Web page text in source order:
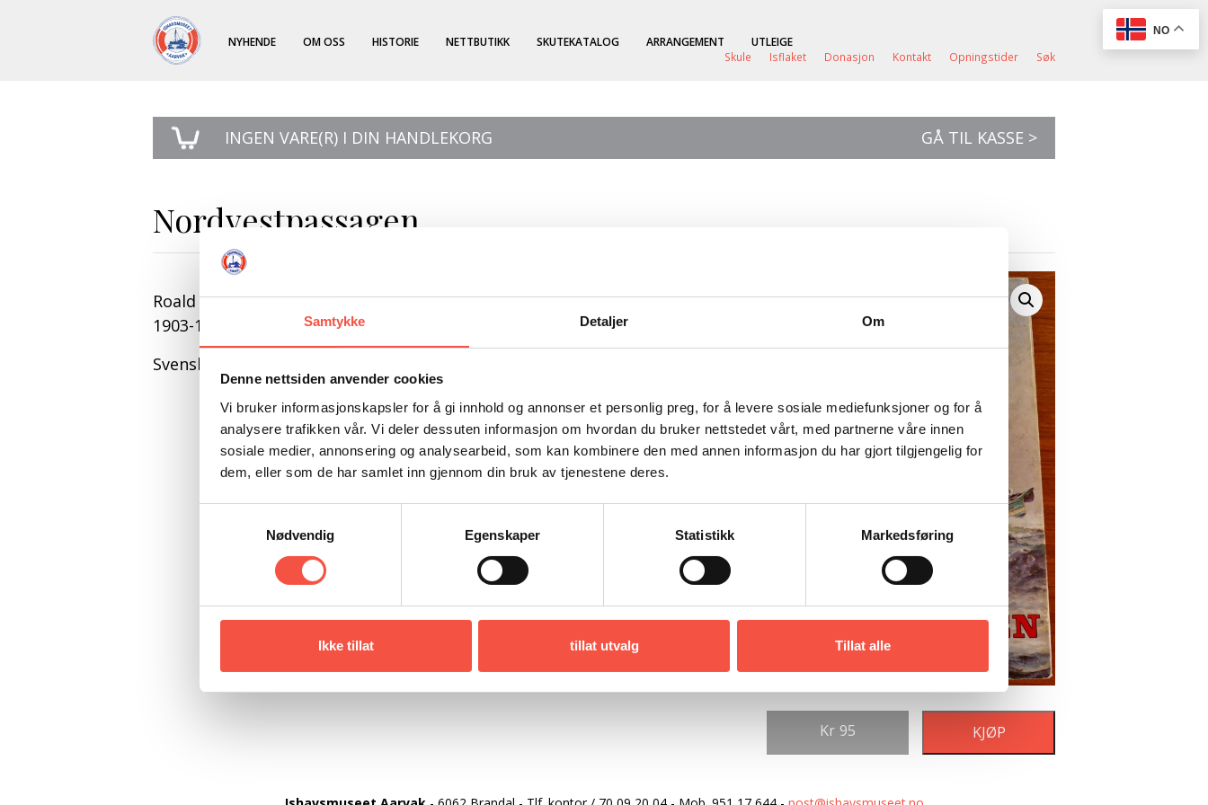
Samtykke Detaljer Om
Denne nettsiden anvender cookies
Vi bruker informasjonskapsler for å gi innhold og annonser et personlig preg, for å levere sosiale mediefunksjoner og for å
analysere trafikken vår. Vi deler dessuten informasjon om hvordan du bruker nettstedet vårt, med partnerne våre innen
sosiale medier, annonsering og analysearbeid, som kan kombinere den med annen informasjon du har gjort tilgjengelig for
dem, eller som de har samlet inn gjennom din bruk av tjenestene deres.
Nødvendig
Egenskaper Statistikk Markedsføring
Ikke tillat tillat utvalg Tillat alle
NYHENDE OM OSS HISTORIE NETTBUTIKK SKUTEKATALOG ARRANGEMENT
UTLEIGE
Skule
Isflaket Donasjon Kontakt Opningstider Søk
NO
INGEN VARE(R) I DIN HANDLEKORG GÅ TIL KASSE >
Nordvestpassagen
Roald Amundsen: Nordvestpassagen. Beretning om Gjøa-ekspeditionen
1903-1907.
Svensk tekst med forord av Odd Lindberg
Kr 95 KJØP